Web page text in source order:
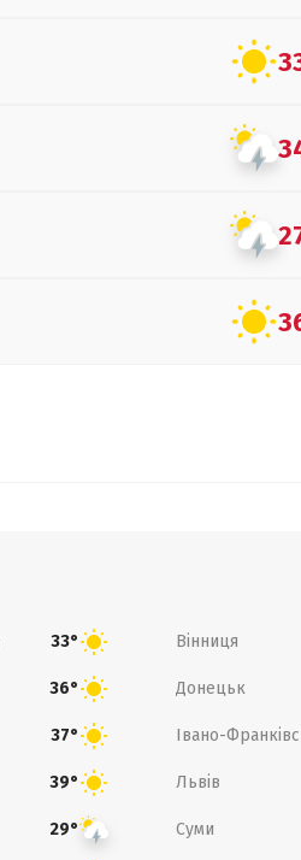
33° Вінниця
36° Донецьк
37° Івано-
39° Львів
29° Суми